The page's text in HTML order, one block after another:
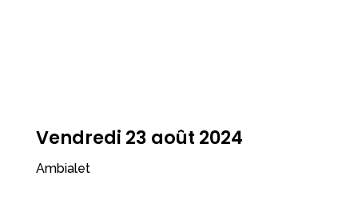
Vendredi 23 août 2024
Ambialet